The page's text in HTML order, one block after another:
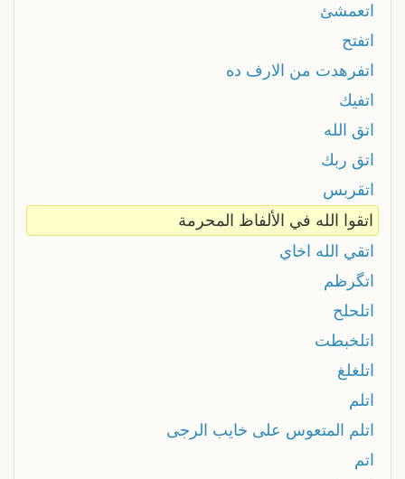
اتعمشئ
اتفتح
اتفرهدت من الارف ده
اتفيك
اتق الله
اتق ربك
اتقربس
اتقوا الله في الألفاظ المحرمة
اتقي الله اخاي
اتگرظم
اتلحلح
اتلخبطت
اتلغلغ
اتلم
اتلم المتعوس على خايب الرجى
اتم